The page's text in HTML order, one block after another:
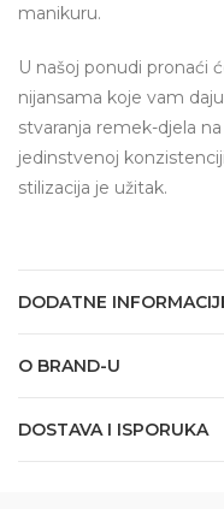
manikuru.
U našoj ponudi pronaći
nijansama koje vam
stvaranja remek-djela
jedinstvenoj
stilizacija je užitak.
DODATNE
O BRAND-U
DOSTAVA I ISPORUKA